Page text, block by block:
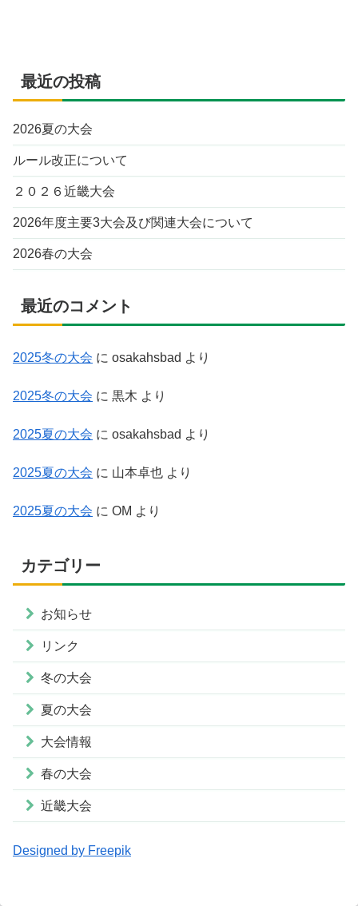
最近の投稿
2026夏の大会
ルール改正について
２０２６近畿大会
2026年度主要3大会及び関連大会について
2026春の大会
最近のコメント
2025冬の大会 に osakahsbad より
2025冬の大会 に 黒木 より
2025夏の大会 に osakahsbad より
2025夏の大会 に 山本卓也 より
2025夏の大会 に OM より
カテゴリー
お知らせ
リンク
冬の大会
夏の大会
大会情報
春の大会
近畿大会
Designed by Freepik